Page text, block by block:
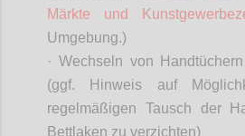
Märkte und
Umgebung.)
· Wechseln von
(ggf. Hinweis auf
regelmäßigen Tausch der
Bettlaken zu verzichten)